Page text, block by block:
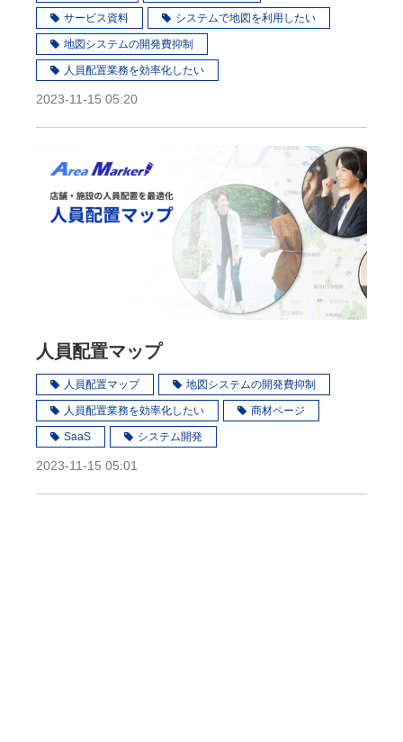
サービス資料 システムで地図を利用したい
地図システムの開発費抑制
人員配置業務を効率化したい
2023-11-15 05:20
人員配置マップ
人員配置マップ 地図システムの開発費抑制
人員配置業務を効率化したい 商材ページ
SaaS システム開発
2023-11-15 05:01